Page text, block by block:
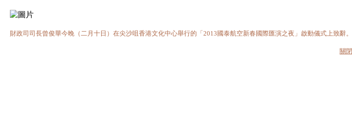
財政司司長曾俊華今晚（二月十日）在尖沙咀香港文化中心舉行的「2013國泰航空新春國際匯演之夜」啟動儀式上致辭。
關閉